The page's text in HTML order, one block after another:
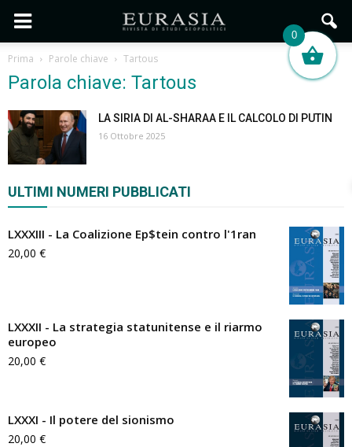
Prima Parole chiave Tartous
Parola chiave: Tartous
LA SIRIA DI AL-SHARAA E IL CALCOLO DI PUTIN
16 Ottobre 2025
ULTIMI NUMERI PUBBLICATI
LXXXIII - La Coalizione Ep$tein contro l'1ran
20,00 €
LXXXII - La strategia statunitense e il riarmo
europeo
20,00 €
LXXXI - Il potere del sionismo
20,00 €
0